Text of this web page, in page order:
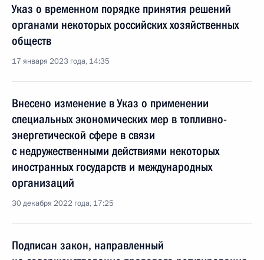
Указ о временном порядке принятия решений
органами некоторых российских хозяйственных
обществ
17 января 2023 года, 14:35
Внесено изменение в Указ о применении
специальных экономических мер в топливно-
энергетической сфере в связи
с недружественными действиями некоторых
иностранных государств и международных
организаций
30 декабря 2022 года, 17:25
Подписан закон, направленный